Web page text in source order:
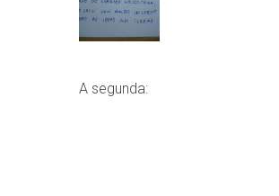
A segunda: